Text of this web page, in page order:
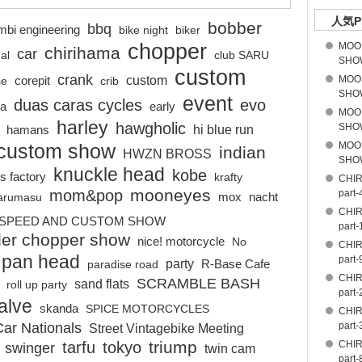
engineering bbq bike night biker bobber
car chirihama chopper club SARU
corepit crank crib custom custom
duas caras cycles early event evo
hamans harley hawgholic hi blue run
show HWZN BROSS indian
factory knuckle head kobe
krafty
mom&pop mooneyes mox
nacht
AND CUSTOM SHOW
chopper show nice! motorcycle No
pan head paradise road party
R-Base Cafe
roll up party sand flats SCRAMBLE BASH
skanda SPICE MOTORCYCLES
Nationals Street Vintagebike Meeting
swinger tarfu tokyo triump twin cam
人気
part-
part-
part-
part-
part-
part-